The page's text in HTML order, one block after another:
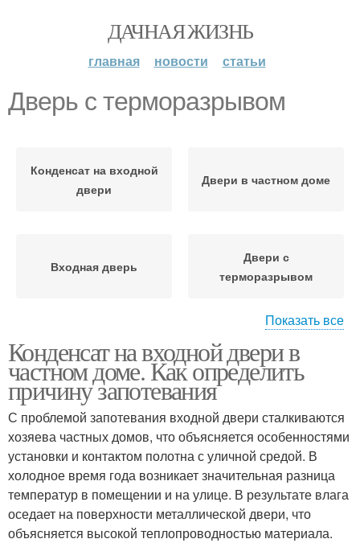
ДАЧНАЯ ЖИЗНЬ
главная новости статьи
Дверь с терморазрывом
Конденсат на входной
двери
Двери в частном доме
Входная дверь
Двери с
терморазрывом
Дверь в квартиру Входные двери
Двери в частный дом Дверь в частный дом
Теплые двери Уличные двери
Показать все
Конденсат на входной двери в
частном доме. Как определить
причину запотевания
С проблемой запотевания входной двери сталкиваются
хозяева частных домов, что объясняется особенностями
установки и контактом полотна с уличной средой. В
холодное время года возникает значительная разница
температур в помещении и на улице. В результате влага
оседает на поверхности металлической двери, что
объясняется высокой теплопроводностью материала.